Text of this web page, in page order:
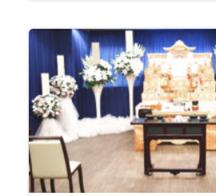
も信頼されていました。 ご家
同じで、奥様やお子様方を様
こられたそうです。 そんな故
謝を込めて、ご家族はしっか
とおっしゃいました。